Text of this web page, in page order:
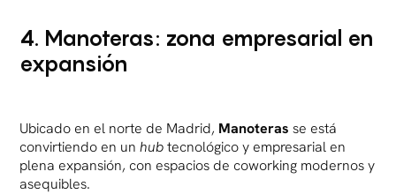
4. Manoteras: zona empresarial en
expansión
Ubicado en el norte de Madrid, Manoteras se está
convirtiendo en unhubtecnológico y empresarial en
plena expansión, con espacios de coworking modernos y
asequibles.